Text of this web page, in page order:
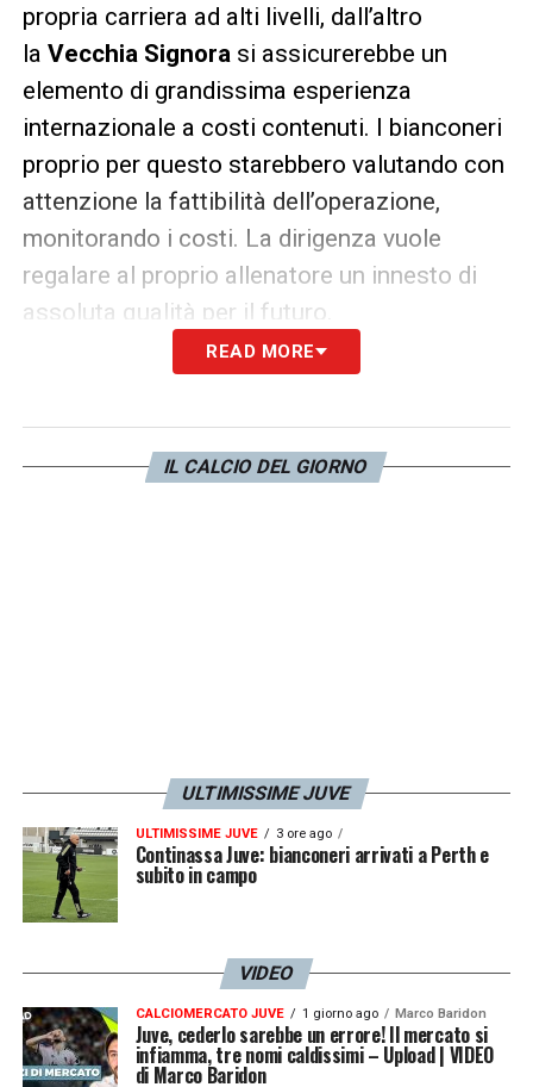
propria carriera ad alti livelli, dall’altro
la Vecchia Signorasi assicurerebbe un
elemento di grandissima esperienza
internazionale a costi contenuti. I bianconeri
proprio per questo starebbero valutando con
attenzione la fattibilità dell’operazione,
monitorando i costi. La dirigenza vuole
regalare al proprio allenatore un innesto di
assoluta qualità per il futuro.
READ MORE
IL CALCIO DEL GIORNO
ULTIMISSIME JUVE
ULTIMISSIME JUVE 3 ore ago
Continassa Juve: bianconeri arrivati a Perth e
subito in campo
VIDEO
CALCIOMERCATO JUVE 1 giorno ago Marco Baridon
Juve, cederlo sarebbe un errore! Il mercato si
infiamma, tre nomi caldissimi – Upload | VIDEO
di Marco Baridon